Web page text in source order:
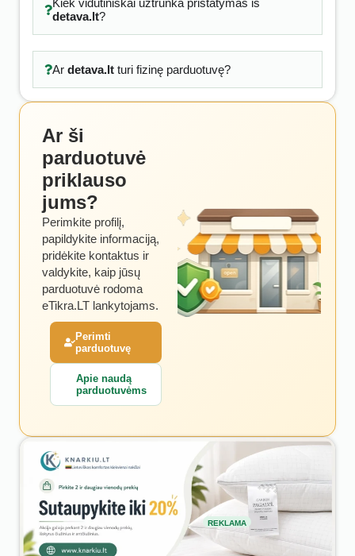
Kiek vidutiniškai užtrunka pristatymas iš
detava.lt?
Ar detava.ltturi fizinę parduotuvę?
Ar ši
parduotuvė
priklauso
jums?
Perimkite profilį,
papildykite informaciją,
pridėkite kontaktus ir
valdykite, kaip jūsų
parduotuvė rodoma
eTikra.LT lankytojams.
Perimti
parduotuvę
Apie naudą
parduotuvėms
REKLAMA